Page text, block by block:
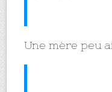
Une mère peu